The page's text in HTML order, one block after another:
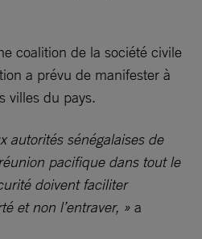
coalition de la société civile
a prévu de manifester à
villes du pays.
autorités sénégalaises de
pacifique dans tout le
doivent faciliter
et non l’entraver, » a